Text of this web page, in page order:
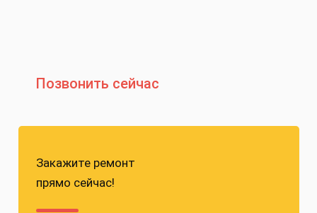
Позвонить сейчас
Закажите ремонт
прямо сейчас!